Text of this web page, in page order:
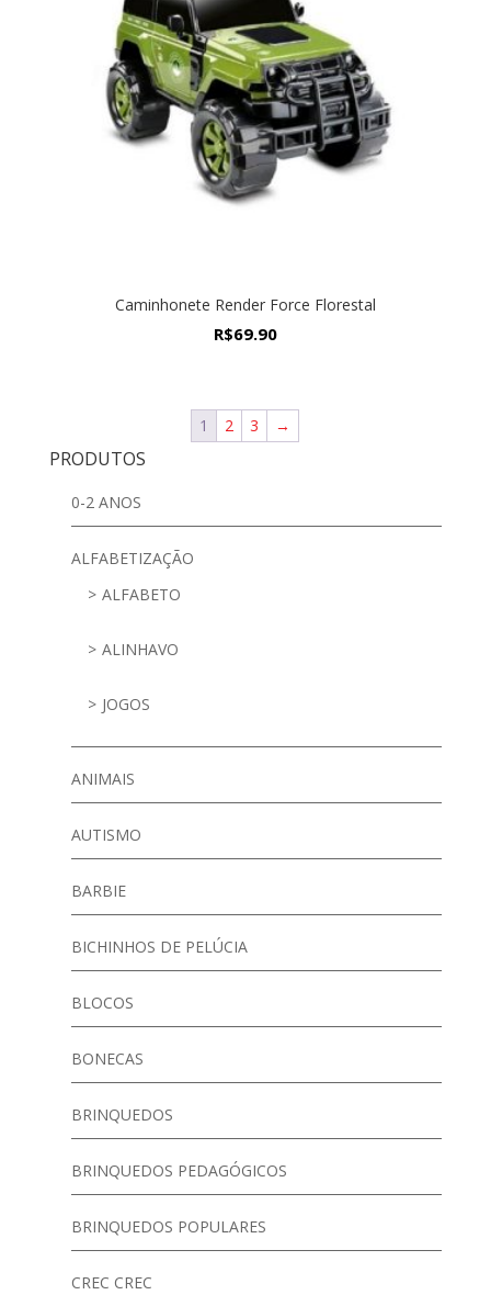
Caminhonete Render Force Florestal
R$69.90
1 2 3 →
PRODUTOS
0-2 ANOS
ALFABETIZAÇÃO
ALFABETO
ALINHAVO
JOGOS
ANIMAIS
AUTISMO
BARBIE
BICHINHOS DE PELÚCIA
BLOCOS
BONECAS
BRINQUEDOS
BRINQUEDOS PEDAGÓGICOS
BRINQUEDOS POPULARES
CREC CREC